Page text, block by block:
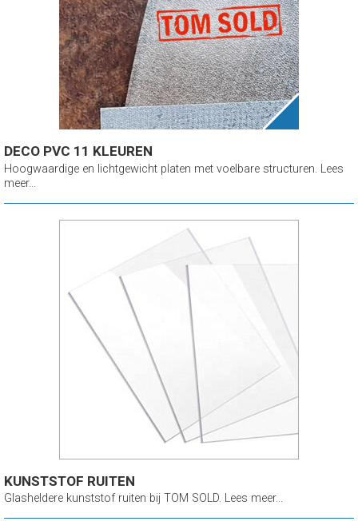
DECO PVC 11 KLEUREN
Hoogwaardige en lichtgewicht platen met voelbare structuren. Lees
meer...
KUNSTSTOF RUITEN
Glasheldere kunststof ruiten bij TOM SOLD. Lees meer...